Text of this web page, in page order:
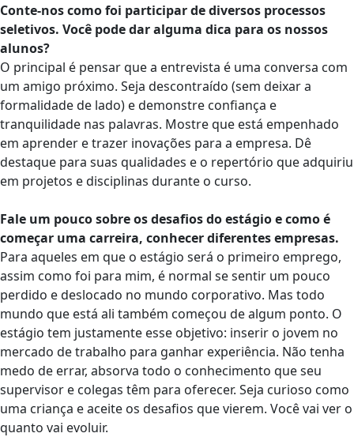
Conte-nos como foi participar de diversos processos
seletivos. Você pode dar alguma dica para os nossos
alunos?
O principal é pensar que a entrevista é uma conversa com
um amigo próximo. Seja descontraído (sem deixar a
formalidade de lado) e demonstre confiança e
tranquilidade nas palavras. Mostre que está empenhado
em aprender e trazer inovações para a empresa. Dê
destaque para suas qualidades e o repertório que adquiriu
em projetos e disciplinas durante o curso.
Fale um pouco sobre os desafios do estágio e como é
começar uma carreira, conhecer diferentes empresas.
Para aqueles em que o estágio será o primeiro emprego,
assim como foi para mim, é normal se sentir um pouco
perdido e deslocado no mundo corporativo. Mas todo
mundo que está ali também começou de algum ponto. O
estágio tem justamente esse objetivo: inserir o jovem no
mercado de trabalho para ganhar experiência. Não tenha
medo de errar, absorva todo o conhecimento que seu
supervisor e colegas têm para oferecer. Seja curioso como
uma criança e aceite os desafios que vierem. Você vai ver o
quanto vai evoluir.